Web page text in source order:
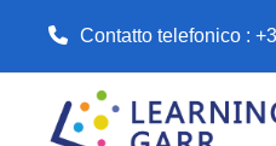
Contatto telefonico :